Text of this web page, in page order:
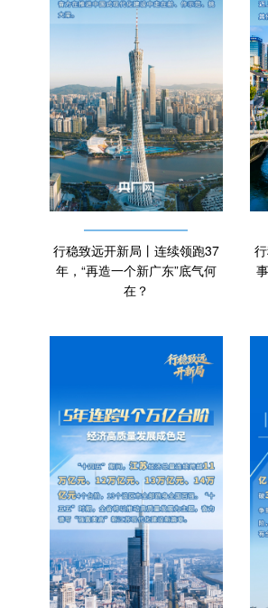
行稳致远开新局丨连续领跑37
年，“再造一个新广东”底气何
在？